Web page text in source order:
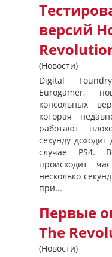
версий
(Новости)
Digital
Eurogamer,
консольных
которая
работают
секунду
случае PS4.
происходит
несколько
при...
Первые
The
(Новости)